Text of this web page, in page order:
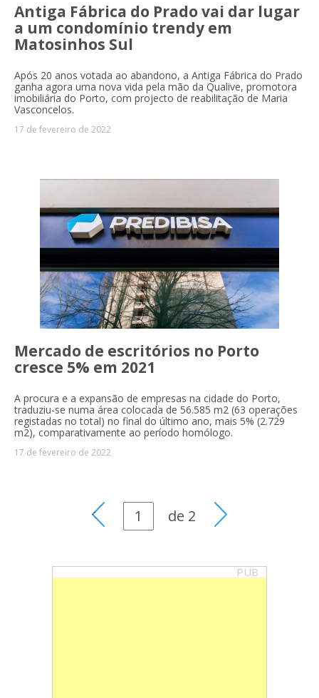
Antiga Fábrica do Prado vai dar lugar
a um condomínio trendy em
Matosinhos Sul
Após 20 anos votada ao abandono, a Antiga Fábrica do Prado
ganha agora uma nova vida pela mão da Qualive, promotora
imobiliária do Porto, com projecto de reabilitação de Maria
Vasconcelos.
17 de fevereiro de 2022
Mercado de escritórios no Porto
cresce 5% em 2021
A procura e a expansão de empresas na cidade do Porto,
traduziu-se numa área colocada de 56.585 m2 (63 operações
registadas no total) no final do último ano, mais 5% (2.729
m2), comparativamente ao período homólogo.
17 de fevereiro de 2022
de 2
PUB